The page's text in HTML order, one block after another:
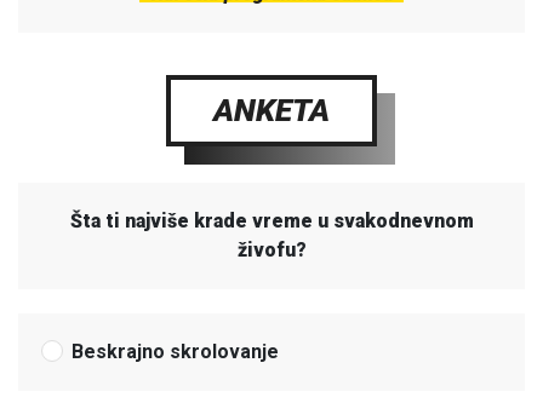
ANKETA
Šta ti najviše krade vreme u svakodnevnom
živofu?
Beskrajno skrolovanje